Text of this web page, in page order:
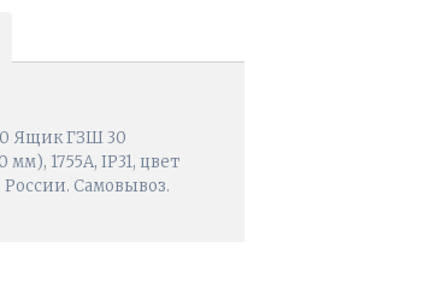
Ящик ГЗШ 30
1755А, IP31, цвет
России. Самовывоз.